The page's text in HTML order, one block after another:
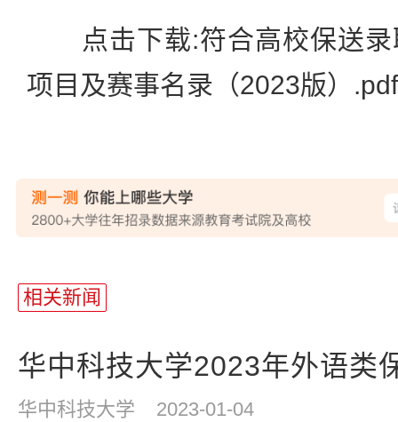
点击下载:符合高校保送录
项目及赛事名录（2023版）.pdf
相关新闻
华中科技大学2023年外语类
华中科技大学 2023-01-04